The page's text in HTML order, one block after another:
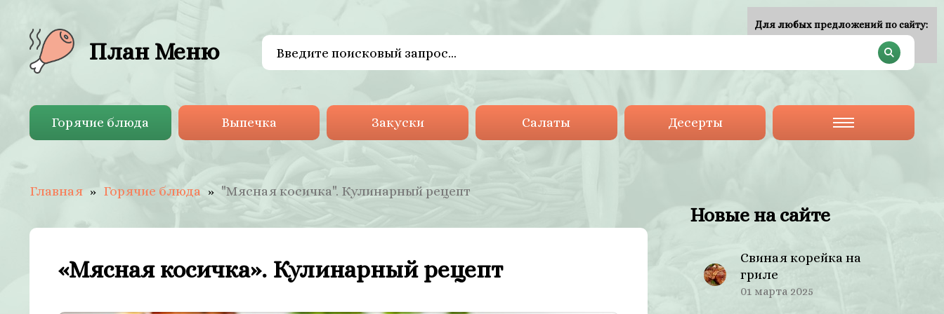
План Меню
Горячие блюда Выпечка Закуски Салаты Десерты
Главная Горячие блюда "Мясная косичка". Кулинарный рецепт
«Мясная косичка». Кулинарный рецепт
Новые на сайте
Свиная корейка на
гриле
01 марта 2025
Для любых предложений по сайту: